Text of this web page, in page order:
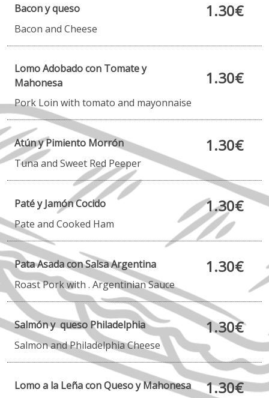
Bacon y queso 1.30€
Bacon and Cheese
Lomo Adobado con Tomate y
Mahonesa
1.30€
Pork Loin with tomato and mayonnaise
Atún y Pimiento Morrón 1.30€
Tuna and Sweet Red Peeper
Paté y Jamón Cocido 1.30€
Pate and Cooked Ham
Pata Asada con Salsa Argentina 1.30€
Roast Pork with . Argentinian Sauce
Salmón y queso Philadelphia 1.30€
Salmon and Philadelphia Cheese
Lomo a la Leña con Queso y Mahonesa 1.30€